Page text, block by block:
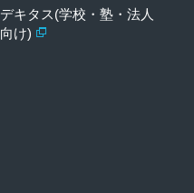
デキタス(学校・塾・法人
向け)